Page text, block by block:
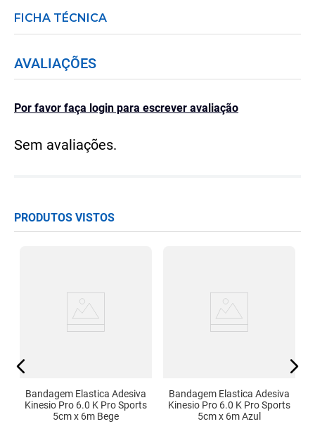
FICHA TÉCNICA
AVALIAÇÕES
Por favor faça login para escrever avaliação
Sem avaliações.
PRODUTOS VISTOS
Bandagem Elastica Adesiva
Kinesio Pro 6.0 K Pro Sports
5cm x 6m Bege
Bandagem Elastica Adesiva
Kinesio Pro 6.0 K Pro Sports
5cm x 6m Azul